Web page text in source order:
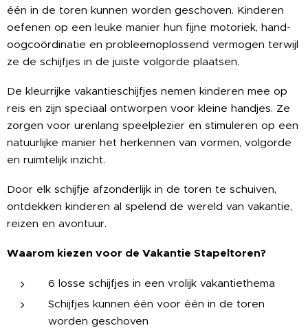
één in de toren kunnen worden geschoven. Kinderen
oefenen op een leuke manier hun fijne motoriek, hand-
oogcoördinatie en probleemoplossend vermogen terwijl
ze de schijfjes in de juiste volgorde plaatsen.
De kleurrijke vakantieschijfjes nemen kinderen mee op
reis en zijn speciaal ontworpen voor kleine handjes. Ze
zorgen voor urenlang speelplezier en stimuleren op een
natuurlijke manier het herkennen van vormen, volgorde
en ruimtelijk inzicht.
Door elk schijfje afzonderlijk in de toren te schuiven,
ontdekken kinderen al spelend de wereld van vakantie,
reizen en avontuur.
Waarom kiezen voor de Vakantie Stapeltoren?
6 losse schijfjes in een vrolijk vakantiethema
Schijfjes kunnen één voor één in de toren
worden geschoven